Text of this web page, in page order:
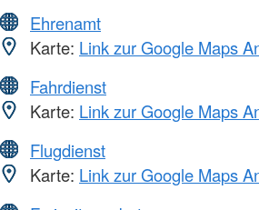
Ehrenamt
Karte: Link zur Google Maps
Fahrdienst
Karte: Link zur Google Maps
Flugdienst
Karte: Link zur Google Maps